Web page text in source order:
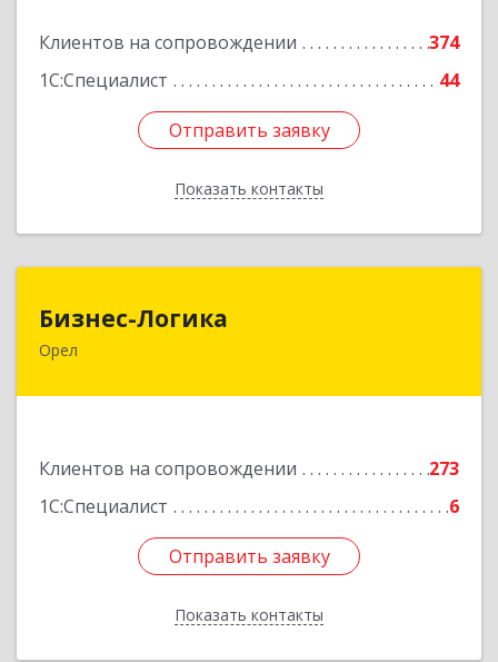
Клиентов на сопровождении
374
1С:Специалист
44
Отправить заявку
Показать контакты
Отправить заявку
Назад
Бизнес-Логика
Орел
Клиентов на сопровождении
273
1С:Специалист
6
Отправить заявку
Показать контакты
302028, Орловская обл, Орловский р-н, Орел г,
Отправить заявку
Назад